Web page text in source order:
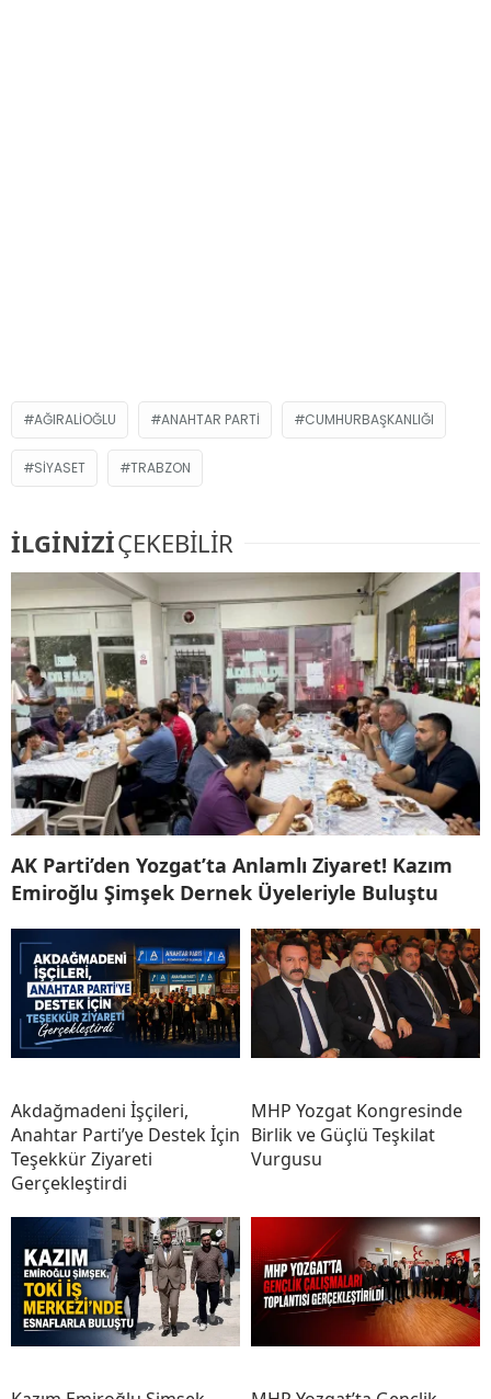
AĞIRALIOĞLU ANAHTAR PARTI CUMHURBAŞKANLIĞI
SIYASET TRABZON
İLGİNİZİÇEKEBİLİR
AK Parti’den Yozgat’ta Anlamlı Ziyaret! Kazım
Emiroğlu Şimşek Dernek Üyeleriyle Buluştu
Akdağmadeni İşçileri,
Anahtar Parti’ye Destek İçin
Teşekkür Ziyareti
Gerçekleştirdi
MHP Yozgat Kongresinde
Birlik ve Güçlü Teşkilat
Vurgusu